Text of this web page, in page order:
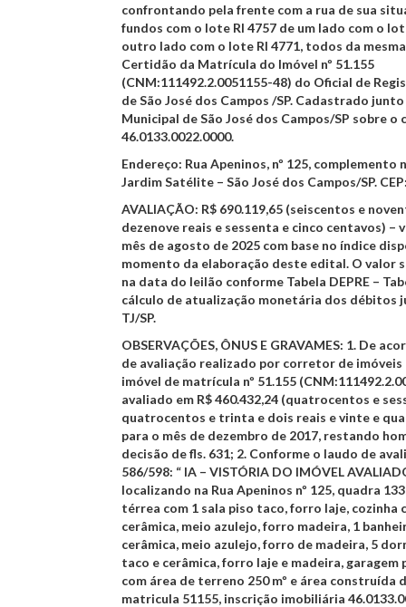
confrontando pela frente com a rua de sua
fundos com o lote RI 4757 de um lado com o
outro lado com o lote RI 4771, todos da
Certidão da Matrícula do Imóvel nº 51.155
(CNM:111492.2.0051155-48) do Oficial de
de São José dos Campos /SP. Cadastrado
Municipal de São José dos Campos/SP sobre o
46.0133.0022.0000.
Endereço: Rua Apeninos, nº 125, complemento
Jardim Satélite – São José dos Campos/SP.
AVALIAÇÃO: R$ 690.119,65 (seiscentos e
dezenove reais e sessenta e cinco centavos) –
mês de agosto de 2025 com base no índice
momento da elaboração deste edital. O valor
na data do leilão conforme Tabela DEPRE –
cálculo de atualização monetária dos débitos
TJ/SP.
OBSERVAÇÕES, ÔNUS E GRAVAMES: 1. De
de avaliação realizado por corretor de imóveis
imóvel de matrícula nº 51.155
avaliado em R$ 460.432,24 (quatrocentos e
quatrocentos e trinta e dois reais e vinte e
para o mês de dezembro de 2017, restando
decisão de fls. 631; 2. Conforme o laudo de
586/598: “ IA – VISTÓRIA DO IMÓVEL
localizando na Rua Apeninos nº 125, quadra
térrea com 1 sala piso taco, forro laje, cozinha
cerâmica, meio azulejo, forro madeira, 1
cerâmica, meio azulejo, forro de madeira, 5
taco e cerâmica, forro laje e madeira, garagem
com área de terreno 250 mº e área construída
matricula 51155, inscrição imobiliária